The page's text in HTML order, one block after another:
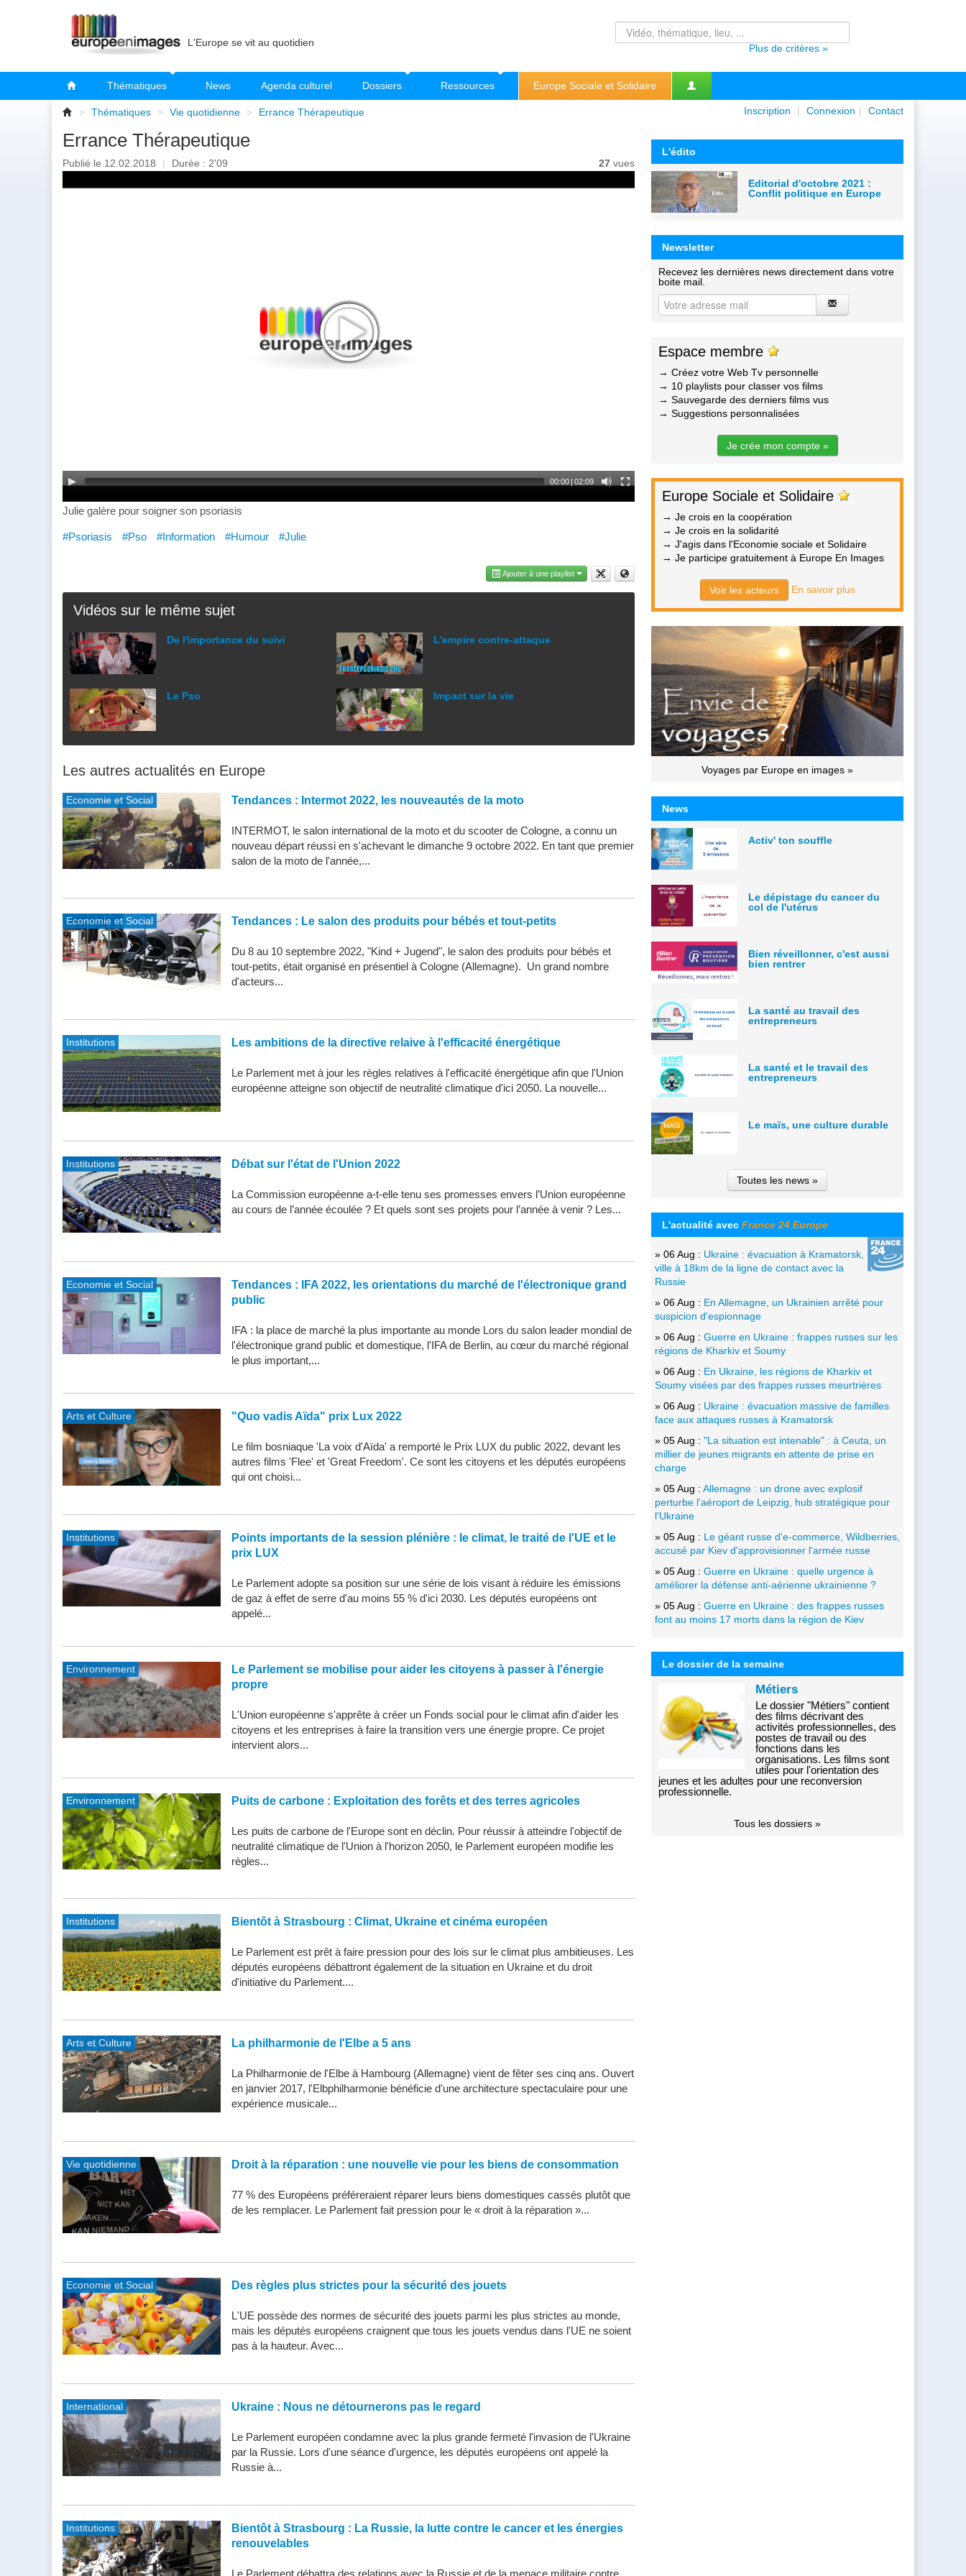
L'Europe se vit au quotidien Plus de critères »
Thématiques News Agenda culturel Dossiers Ressources Europe Sociale et Solidaire
> Thématiques > Vie quotidienne > Errance Thérapeutique Inscription | Connexion | Contact
Errance Thérapeutique
Publié le 12.02.2018 | Durée : 2'09 27vues
00:00 | 02:09
Julie galère pour soigner son psoriasis
#Psoriasis #Pso #Information #Humour #Julie
Ajouter à une playlist
Vidéos sur le même sujet
De l'importance du suivi
Le Pso
L'empire contre-attaque
Impact sur la vie
Les autres actualités en Europe
Economie et Social Tendances : Intermot 2022, les nouveautés de la moto
INTERMOT, le salon international de la moto et du scooter de Cologne, a connu un
nouveau départ réussi en s'achevant le dimanche 9 octobre 2022. En tant que premier
salon de la moto de l'année,...
Economie et Social Tendances : Le salon des produits pour bébés et tout-petits
Du 8 au 10 septembre 2022, "Kind + Jugend", le salon des produits pour bébés et
tout-petits, était organisé en présentiel à Cologne (Allemagne). Un grand nombre
d'acteurs...
Institutions Les ambitions de la directive relaive à l'efficacité énergétique
Le Parlement met à jour les règles relatives à l'efficacité énergétique afin que l'Union
européenne atteigne son objectif de neutralité climatique d'ici 2050. La nouvelle...
Institutions Débat sur l'état de l'Union 2022
La Commission européenne a-t-elle tenu ses promesses envers l’Union européenne
au cours de l’année écoulée ? Et quels sont ses projets pour l’année à venir ? Les...
Economie et Social
Tendances : IFA 2022, les orientations du marché de l'électronique grand
public
IFA : la place de marché la plus importante au monde Lors du salon leader mondial de
l'électronique grand public et domestique, l'IFA de Berlin, au cœur du marché régional
le plus important,...
Arts et Culture "Quo vadis Aïda" prix Lux 2022
Le film bosniaque 'La voix d'Aïda' a remporté le Prix LUX du public 2022, devant les
autres films 'Flee' et 'Great Freedom'. Ce sont les citoyens et les députés européens
qui ont choisi...
Institutions
Points importants de la session plénière : le climat, le traité de l'UE et le
prix LUX
Le Parlement adopte sa position sur une série de lois visant à réduire les émissions
de gaz à effet de serre d'au moins 55 % d'ici 2030. Les députés européens ont
appelé...
Environnement
Le Parlement se mobilise pour aider les citoyens à passer à l'énergie
propre
L'Union européenne s'apprête à créer un Fonds social pour le climat afin d'aider les
citoyens et les entreprises à faire la transition vers une énergie propre. Ce projet
intervient alors...
Environnement Puits de carbone : Exploitation des forêts et des terres agricoles
Les puits de carbone de l'Europe sont en déclin. Pour réussir à atteindre l'objectif de
neutralité climatique de l'Union à l'horizon 2050, le Parlement européen modifie les
règles...
Institutions Bientôt à Strasbourg : Climat, Ukraine et cinéma européen
Le Parlement est prêt à faire pression pour des lois sur le climat plus ambitieuses. Les
députés européens débattront également de la situation en Ukraine et du droit
d'initiative du Parlement....
Arts et Culture La philharmonie de l'Elbe a 5 ans
La Philharmonie de l'Elbe à Hambourg (Allemagne) vient de fêter ses cinq ans. Ouvert
en janvier 2017, l'Elbphilharmonie bénéficie d'une architecture spectaculaire pour une
expérience musicale...
Vie quotidienne Droit à la réparation : une nouvelle vie pour les biens de consommation
77 % des Européens préféreraient réparer leurs biens domestiques cassés plutôt que
de les remplacer. Le Parlement fait pression pour le « droit à la réparation »...
Economie et Social Des règles plus strictes pour la sécurité des jouets
L'UE possède des normes de sécurité des jouets parmi les plus strictes au monde,
mais les députés européens craignent que tous les jouets vendus dans l'UE ne soient
pas à la hauteur. Avec...
International Ukraine : Nous ne détournerons pas le regard
Le Parlement européen condamne avec la plus grande fermeté l'invasion de l'Ukraine
par la Russie. Lors d'une séance d'urgence, les députés européens ont appelé la
Russie à...
Institutions
Bientôt à Strasbourg : La Russie, la lutte contre le cancer et les énergies
renouvelables
Le Parlement débattra des relations avec la Russie et de la menace militaire contre
L'édito
Editorial d'octobre 2021 :
Conflit politique en Europe
Newsletter
Recevez les dernières news directement dans votre
boite mail.
Espace membre
→ Créez votre Web Tv personnelle
→ 10 playlists pour classer vos films
→ Sauvegarde des derniers films vus
→ Suggestions personnalisées
Je crée mon compte »
Europe Sociale et Solidaire
→ Je crois en la coopération
→ Je crois en la solidarité
→ J'agis dans l'Economie sociale et Solidaire
→ Je participe gratuitement à Europe En Images
Voir les acteurs En savoir plus
Voyages par Europe en images »
News
Activ' ton souffle
Le dépistage du cancer du
col de l'utérus
Bien réveillonner, c'est aussi
bien rentrer
La santé au travail des
entrepreneurs
La santé et le travail des
entrepreneurs
Le maïs, une culture durable
Toutes les news »
L'actualité avec France 24 Europe
» 06 Aug : Ukraine : évacuation à Kramatorsk,
ville à 18km de la ligne de contact avec la
Russie
» 06 Aug : En Allemagne, un Ukrainien arrêté pour
suspicion d'espionnage
» 06 Aug : Guerre en Ukraine : frappes russes sur les
régions de Kharkiv et Soumy
» 06 Aug : En Ukraine, les régions de Kharkiv et
Soumy visées par des frappes russes meurtrières
» 06 Aug : Ukraine : évacuation massive de familles
face aux attaques russes à Kramatorsk
» 05 Aug : "La situation est intenable" : à Ceuta, un
millier de jeunes migrants en attente de prise en
charge
» 05 Aug : Allemagne : un drone avec explosif
perturbe l'aéroport de Leipzig, hub stratégique pour
l'Ukraine
» 05 Aug : Le géant russe d'e-commerce, Wildberries,
accusé par Kiev d'approvisionner l'armée russe
» 05 Aug : Guerre en Ukraine : quelle urgence à
améliorer la défense anti-aérienne ukrainienne ?
» 05 Aug : Guerre en Ukraine : des frappes russes
font au moins 17 morts dans la région de Kiev
Le dossier de la semaine
Métiers
Le dossier "Métiers" contient
des films décrivant des
activités professionnelles, des
postes de travail ou des
fonctions dans les
organisations. Les films sont
utiles pour l'orientation des
jeunes et les adultes pour une reconversion
professionnelle.
Tous les dossiers »